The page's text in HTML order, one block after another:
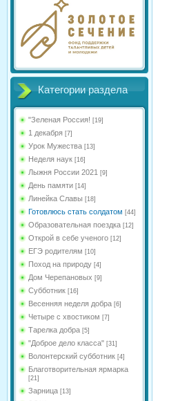
Категории раздела
"Зеленая Россия! [19]
1 декабря [7]
Урок Мужества [13]
Неделя наук [16]
Лыжня России 2021 [9]
День памяти [14]
Линейка Славы [18]
Готовлюсь стать солдатом [44]
Образовательная поездка [12]
Открой в себе ученого [12]
ЕГЭ родителям [10]
Поход на природу [4]
Дом Черепановых [9]
Субботник [16]
Весенняя неделя добра [6]
Четыре с хвостиком [7]
Тарелка добра [5]
"Доброе дело класса" [31]
Волонтерский субботник [4]
Благотворительная ярмарка
[21]
Зарница [13]